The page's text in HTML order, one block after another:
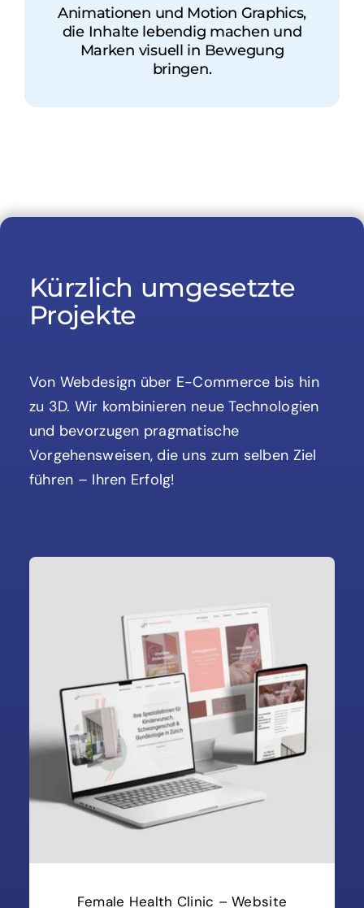
Animationen und Motion Graphics,
die Inhalte lebendig machen und
Marken visuell in Bewegung
bringen.
Kürzlich umgesetzte
Projekte
Von Webdesign über E-Commerce bis hin
zu 3D. Wir kombinieren neue Technologien
und bevorzugen pragmatische
Vorgehensweisen, die uns zum selben Ziel
führen – Ihren Erfolg!
Female Health Clinic – Website